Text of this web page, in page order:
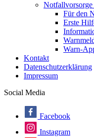
Für den
Erste
Warn-
Kontakt
Datenschutzerklärung
Impressum
Social Media
Facebook
Instagram